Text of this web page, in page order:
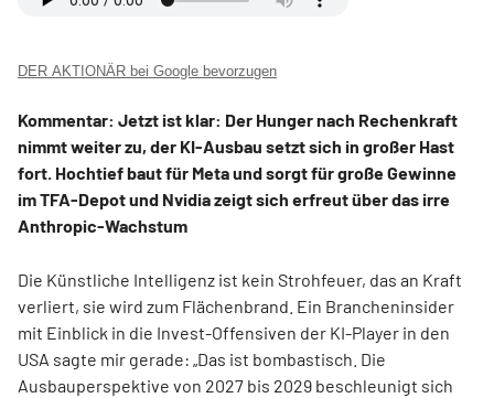
DER AKTIONÄR bei Google bevorzugen
Kommentar: Jetzt ist klar: Der Hunger nach Rechenkraft
nimmt weiter zu, der KI-Ausbau setzt sich in großer Hast
fort. Hochtief baut für Meta und sorgt für große Gewinne
im TFA-Depot und Nvidia zeigt sich erfreut über das irre
Anthropic-Wachstum
Die Künstliche Intelligenz ist kein Strohfeuer, das an Kraft
verliert, sie wird zum Flächenbrand. Ein Brancheninsider
mit Einblick in die Invest-Offensiven der KI-Player in den
USA sagte mir gerade: „Das ist bombastisch. Die
Ausbauperspektive von 2027 bis 2029 beschleunigt sich